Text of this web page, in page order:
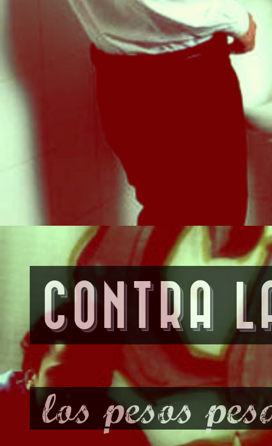
CONTRA
los pesos